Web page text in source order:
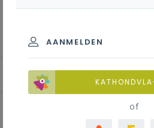
AANMELDEN
of